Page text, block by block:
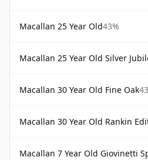
Macallan 25 Year Old43%
Macallan 25 Year Old Silver Jubilee
Macallan 30 Year Old Fine Oak
Macallan 30 Year Old Rankin
Macallan 7 Year Old Giovinetti